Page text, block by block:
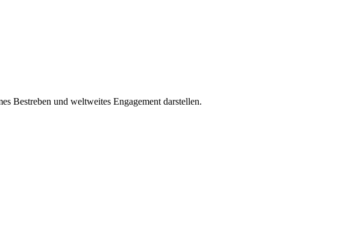
Bestreben und weltweites Engagement darstellen.